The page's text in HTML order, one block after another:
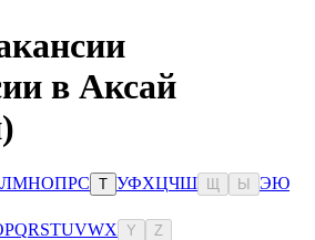
в Аксай
ЛМНОПРС Т УФХЦЧШ Ы ЭЮ
PQRSTUVWX Y Z